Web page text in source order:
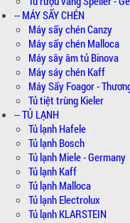
-- MÁY SẤY CHÉN
Máy sấy chén Canzy
Máy sấy chén Malloca
Máy sây âm tủ Binova
Máy sáy chén Kaff
Máy Sấy Foagor -
Tủ tiệt trùng Kieler
-- TỦ LẠNH
Tủ lạnh Hafele
Tủ lạnh Bosch
Tủ lạnh Miele - Germany
Tủ lạnh Kaff
Tủ lạnh Malloca
Tủ lạnh Electrolux
Tủ lạnh KLARSTEIN